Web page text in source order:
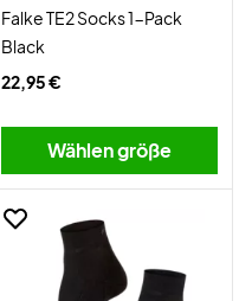
Falke TE2 Socks 1-Pack
Black
22,95 €
Wählen größe